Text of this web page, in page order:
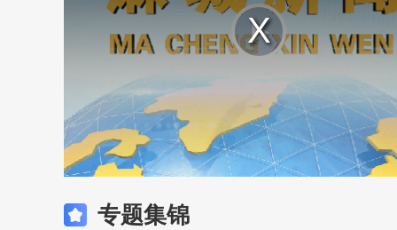
Play
Video
专题集锦